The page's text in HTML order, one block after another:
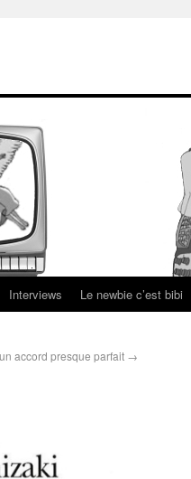
Interviews Le newbie c’est bibi
accord presque parfait →